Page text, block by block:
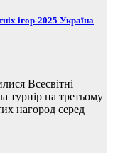
ігор-2025 Україна
Всесвітні
турнір на третьому
нагород серед